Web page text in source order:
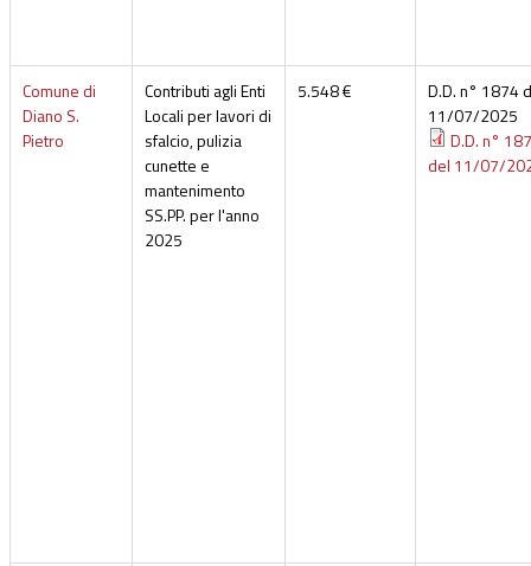
Comune di
Diano S.
Pietro
Contributi agli Enti
Locali per lavori di
sfalcio, pulizia
cunette e
mantenimento
SS.PP. per l'anno
2025
5.548 €
D.D. n° 1874
11/07/2025
D.D. n°
del 11/07/